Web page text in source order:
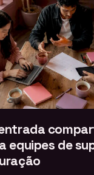
equipes de